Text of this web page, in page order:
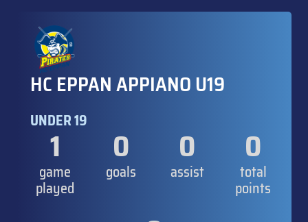
HC EPPAN APPIANO U19
UNDER 19
1
game
played
0
goals
0
assist
0
total
points